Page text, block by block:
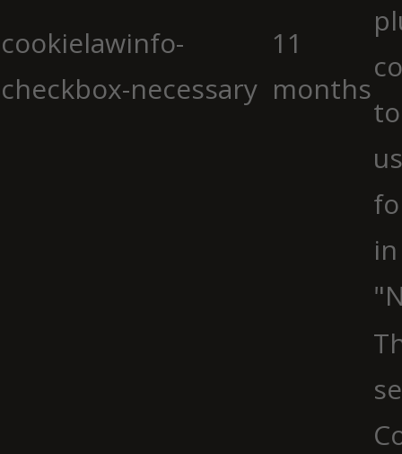
cookielawinfo-
checkbox-necessary
11
months